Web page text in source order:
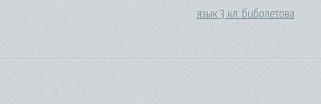
язык 3 кл. биболетова